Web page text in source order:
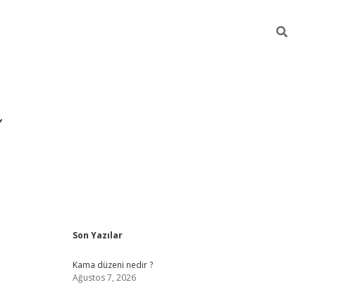
Sidebar
Son Yazılar
Kama düzeni nedir ?
Ağustos 7, 2026